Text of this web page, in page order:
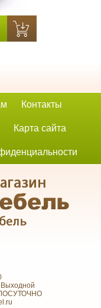
Контакты
Карта сайта